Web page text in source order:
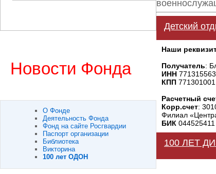
Детский
Новости Фонда
О Фонде
Деятельность Фонда
Фонд на сайте Росгвардии
Паспорт организации
Библиотека
Викторина
100 лет ОДОН
Наши
Получатель:
ИНН
КПП 771301001
Расчетный
Корр.счет:
Филиал
БИК 044525411
100 ЛЕТ